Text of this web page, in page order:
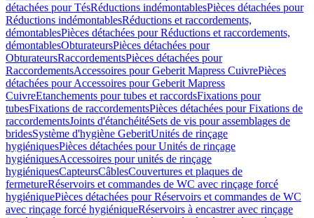
détachées pour TésRéductions indémontablesPièces détachées pour
Réductions indémontablesRéductions et raccordements,
démontablesPièces détachées pour Réductions et raccordements,
démontablesObturateursPièces détachées pour
ObturateursRaccordementsPièces détachées pour
RaccordementsAccessoires pour Geberit Mapress CuivrePièces
détachées pour Accessoires pour Geberit Mapress
CuivreEtanchements pour tubes et raccordsFixations pour
tubesFixations de raccordementsPièces détachées pour Fixations de
raccordementsJoints d'étanchéitéSets de vis pour assemblages de
bridesSystème d'hygiène GeberitUnités de rinçage
hygiéniquesPièces détachées pour Unités de rinçage
hygiéniquesAccessoires pour unités de rinçage
hygiéniquesCapteursCâblesCouvertures et plaques de
fermetureRéservoirs et commandes de WC avec rinçage forcé
hygiéniquePièces détachées pour Réservoirs et commandes de WC
avec rinçage forcé hygiéniqueRéservoirs à encastrer avec rinçage